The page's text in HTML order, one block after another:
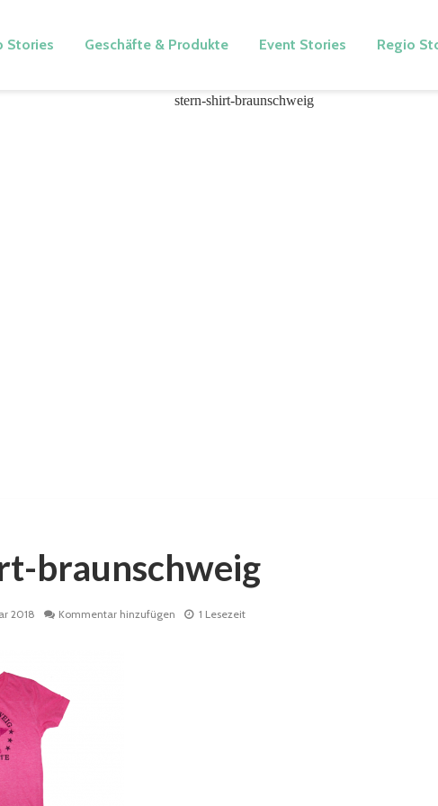
Stories Geschäfte & Produkte Event Stories Regio
braunschweig
2018 Kommentar hinzufügen 1 Lesezeit